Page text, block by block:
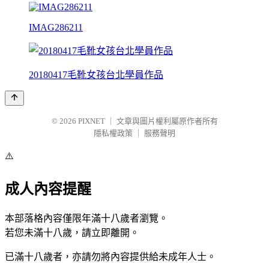
IMAG286211
20180417毛靴女孩台北學員作品
© 2026 PIXNET
文章與圖片權利屬原作者所有
隱私權政策
服務聲明
⚠️
成人內容提醒
本部落格內容僅限年滿十八歲者瀏覽。
若您未滿十八歲，請立即離開。
已滿十八歲者，亦請勿將內容提供給未成年人士。